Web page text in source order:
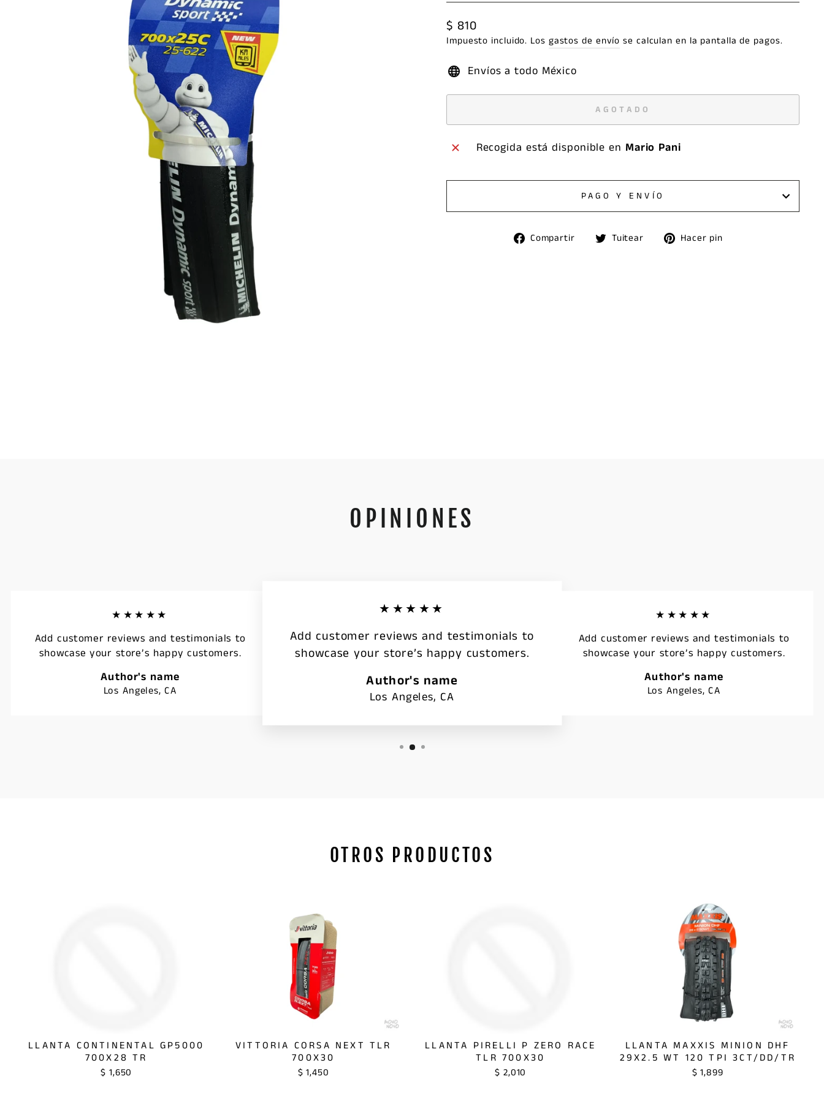
Precio
habitual
$ 810
Impuesto incluido. Los gastos de envío se calculan en la pantalla de pagos.
Envíos a todo México
AGOTADO
Recogida está disponible en Mario Pani
PAGO Y ENVÍO
Compartir
Compartir
Tuitear
TuitearHacer pin
OPINIONES
★★★★★
Add customer reviews and testimonials to
showcase your store’s happy customers.
Author's name
Los Angeles, CA
★★★★★
Add customer reviews and testimonials to
showcase your store’s happy customers.
Author's name
Los Angeles, CA
★★★★★
Add customer reviews and testimonials to
showcase your store’s happy customers.
Author's name
Los Angeles, CA
OTROS PRODUCTOS
LLANTA CONTINENTAL GP5000
700X28 TR
$ 1,650
VITTORIA CORSA NEXT TLR
700X30
$ 1,450
LLANTA PIRELLI P ZERO RACE
TLR 700X30
$ 2,010
LLANTA MAXXIS MINION DHF
29X2.5 WT 120 TPI 3CT/DD/TR
$ 1,899